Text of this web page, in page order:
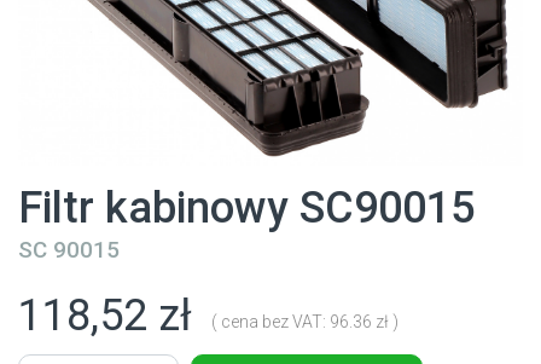
Filtr kabinowy SC90015
SC 90015
118,52 zł ( cena bez VAT: 96.36 zł )